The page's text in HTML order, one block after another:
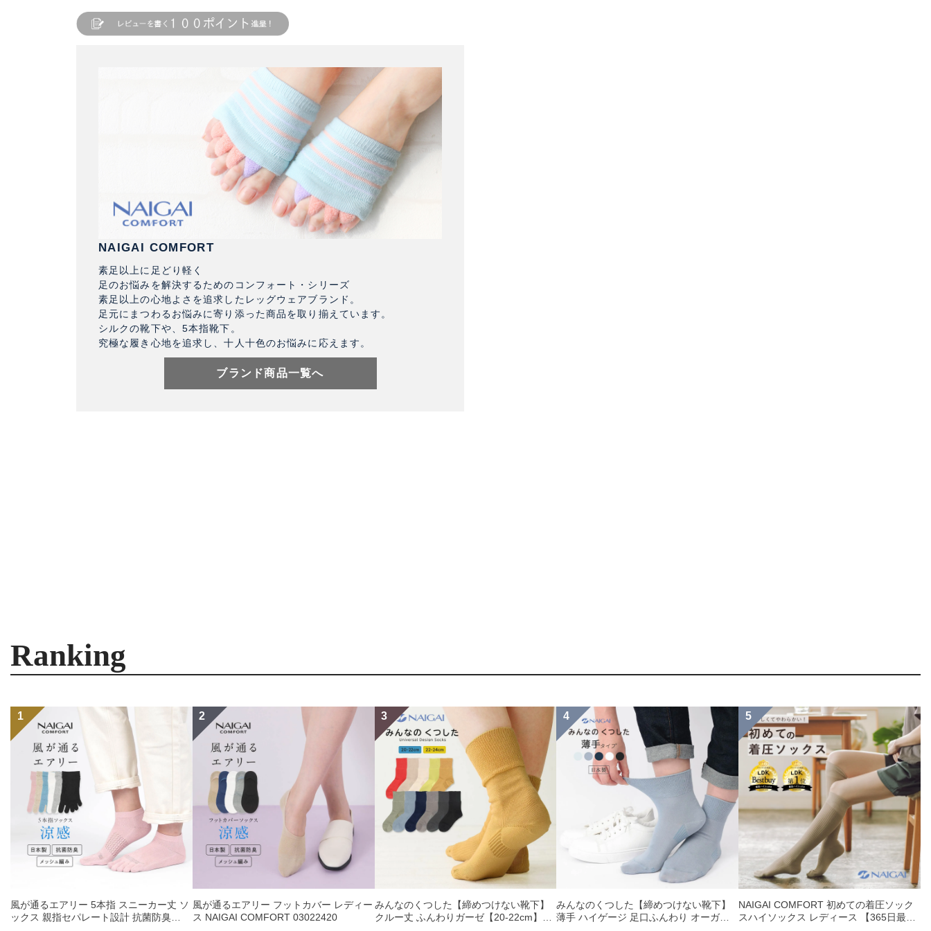
NAIGAI COMFORT
素足以上に足どり軽く
足のお悩みを解決するためのコンフォート・シリーズ
素足以上の心地よさを追求したレッグウェアブランド。
足元にまつわるお悩みに寄り添った商品を取り揃えています。
シルクの靴下や、5本指靴下。
究極な履き心地を追求し、十人十色のお悩みに応えます。
ブランド商品一覧へ
Ranking
風が通るエアリー 5本指 スニーカー丈 ソ
ックス 親指セパレート設計 抗菌防臭
風が通るエアリー フットカバー レディー
ス NAIGAI COMFORT 03022420
みんなのくつした【締めつけない靴下】
クルー丈 ふんわりガーゼ【20-22cm】
みんなのくつした【締めつけない靴下】
薄手 ハイゲージ 足口ふんわり オーガニ
NAIGAI COMFORT 初めての着圧ソック
スハイソックス レディース 【365日最短